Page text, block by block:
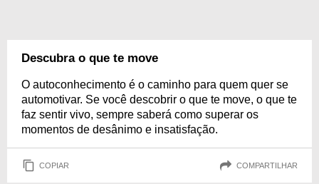
Descubra o que te move
O autoconhecimento é o caminho para quem quer se
automotivar. Se você descobrir o que te move, o que te
faz sentir vivo, sempre saberá como superar os
momentos de desânimo e insatisfação.
COPIAR COMPARTILHAR